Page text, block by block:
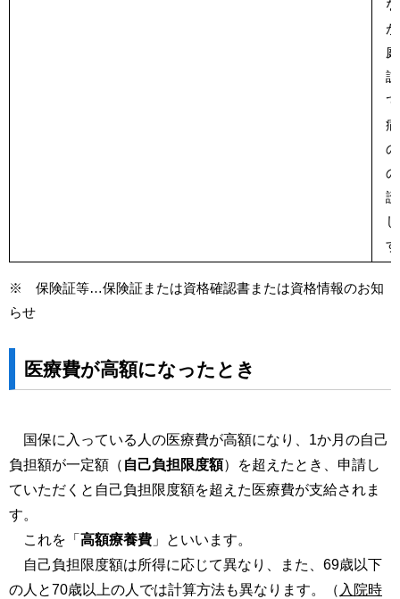
※ 保険証等…保険証または資格確認書または資格情報のお知
らせ
医療費が高額になったとき
国保に入っている人の医療費が高額になり、1か月の自己
負担額が一定額（ 自己負担限度額）を超えたとき、申請し
ていただくと自己負担限度額を超えた医療費が支給されま
す。
これを「 高額療養費 」といいます。
自己負担限度額は所得に応じて異なり、また、69歳以下
の人と70歳以上の人では計算方法も異なります。（ 入院時